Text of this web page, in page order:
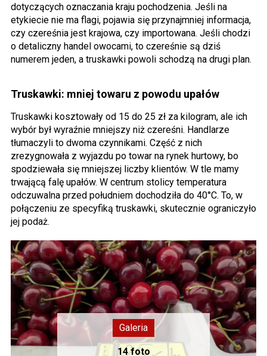
dotyczących oznaczania kraju pochodzenia. Jeśli na
etykiecie nie ma flagi, pojawia się przynajmniej informacja,
czy czereśnia jest krajowa, czy importowana. Jeśli chodzi
o detaliczny handel owocami, to czereśnie są dziś
numerem jeden, a truskawki powoli schodzą na drugi plan.
Truskawki: mniej towaru z powodu upałów
Truskawki kosztowały od 15 do 25 zł za kilogram, ale ich
wybór był wyraźnie mniejszy niż czereśni. Handlarze
tłumaczyli to dwoma czynnikami. Część z nich
zrezygnowała z wyjazdu po towar na rynek hurtowy, bo
spodziewała się mniejszej liczby klientów. W tle mamy
trwającą falę upałów. W centrum stolicy temperatura
odczuwalna przed południem dochodziła do 40°C. To, w
połączeniu ze specyfiką truskawki, skutecznie ograniczyło
jej podaż.